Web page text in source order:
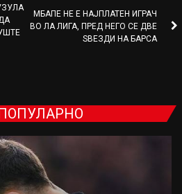
МБАПЕ НЕ Е НАЈПЛАТЕН ИГРАЧ
ВО ЛА ЛИГА, ПРЕД НЕГО СЕ ДВЕ
ЅВЕЗДИ НА БАРСА